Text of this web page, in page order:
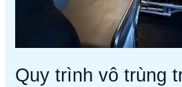
Quy trình vô trùng